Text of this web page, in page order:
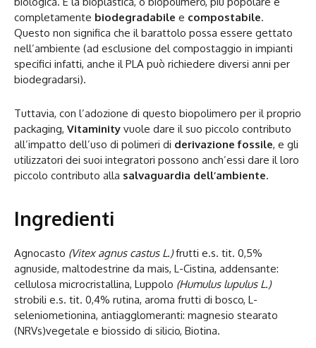
completamente biodegradabile e compostabile.
Questo non significa che il barattolo possa essere gettato
nell’ambiente (ad esclusione del compostaggio in impianti
specifici infatti, anche il PLA può richiedere diversi anni per
biodegradarsi).
Tuttavia, con l’adozione di questo biopolimero per il proprio
packaging, Vitaminity vuole dare il suo piccolo contributo
all’impatto dell’uso di polimeri di derivazione fossile, e gli
utilizzatori dei suoi integratori possono anch’essi dare il loro
piccolo contributo alla salvaguardia dell’ambiente.
Ingredienti
Agnocasto (Vitex agnus castus L.)frutti e.s. tit. 0,5%
agnuside, maltodestrine da mais, L-Cistina, addensante:
cellulosa microcristallina, Luppolo (Humulus lupulus L.)
strobili e.s. tit. 0,4% rutina, aroma frutti di bosco, L-
seleniometionina, antiagglomeranti: magnesio stearato
(NRVs)vegetale e biossido di silicio, Biotina.